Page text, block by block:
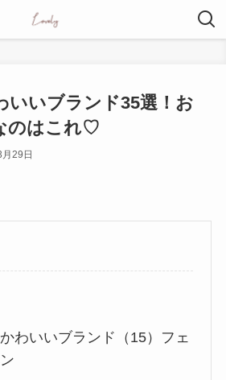
いいブランド35選！お
のはこれ♡
29日
わいいブランド（15）フェ